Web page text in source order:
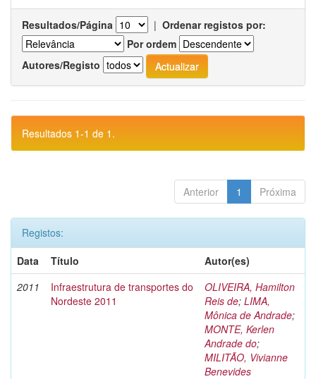
Resultados/Página | Ordenar registos por:
Por ordem
Autores/Registo
Resultados 1-1 de 1.
Anterior 1 Próxima
Registos:
Data
Título
Autor(es)
2011
Infraestrutura de transportes do
Nordeste 2011
OLIVEIRA, Hamilton
Reis de; LIMA,
Mônica de Andrade;
MONTE, Kerlen
Andrade do;
MILITÃO, Vivianne
Benevides